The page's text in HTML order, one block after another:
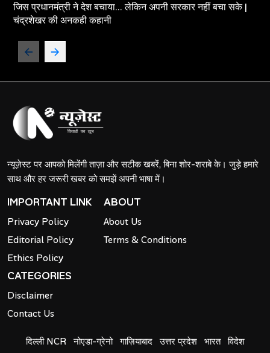
जिस प्रधानमंत्री ने देश बचाया... लेकिन अपनी सरकार नहीं बचा सके |
चंद्रशेखर की अनकही कहानी
न्यूज़ेस्ट पर आपको मिलेंगी ताज़ा और सटीक खबरें, बिना शोर-शराबे के। जुड़े हमारे
साथ और हर जरूरी खबर को समझें अपनी भाषा में।
IMPORTANT LINK
Privacy Policy
Editorial Policy
Ethics Policy
ABOUT
About Us
Terms & Conditions
CATEGORIES
Disclaimer
Contact Us
दिल्ली NCR नोएडा-ग्रेनो गाज़ियाबाद उत्तर प्रदेश भारत विदेश